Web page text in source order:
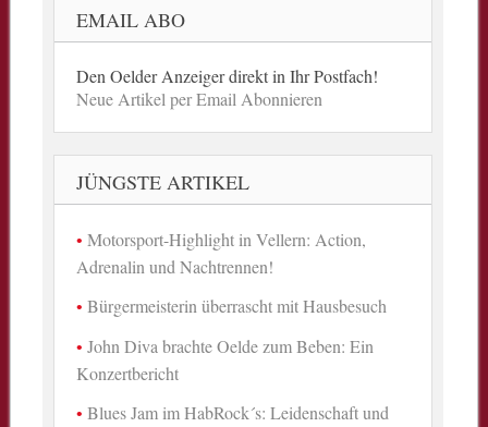
EMAIL ABO
Den Oelder Anzeiger direkt in Ihr Postfach!
Neue Artikel per Email Abonnieren
JÜNGSTE ARTIKEL
Motorsport-Highlight in Vellern: Action,
Adrenalin und Nachtrennen!
Bürgermeisterin überrascht mit Hausbesuch
John Diva brachte Oelde zum Beben: Ein
Konzertbericht
Blues Jam im HabRock´s: Leidenschaft und